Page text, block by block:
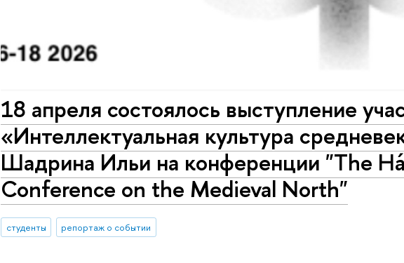
18 апреля состоялось выступление
«Интеллектуальная культура
Шадрина Ильи на конференции "The
Conference on the Medieval North"
студенты репортаж о событии